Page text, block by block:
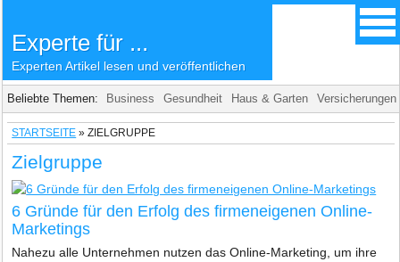
Experte für ...
Experten Artikel lesen und veröffentlichen
Beliebte Themen: Business Gesundheit Haus & Garten Versicherungen
STARTSEITE »ZIELGRUPPE
Zielgruppe
6 Gründe für den Erfolg des firmeneigenen Online-
Marketings
Nahezu alle Unternehmen nutzen das Online-Marketing, um ihre